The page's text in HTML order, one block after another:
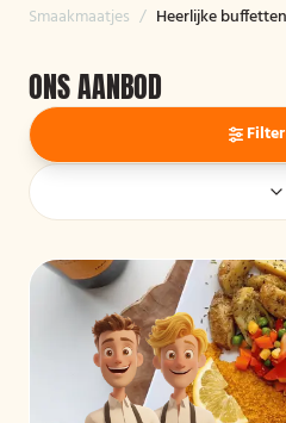
Smaakmaatjes / Heerlijke
ONS AANBOD